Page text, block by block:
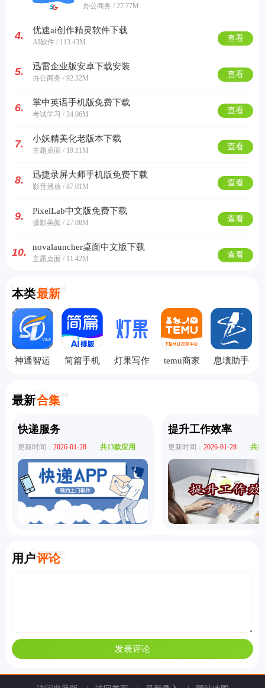
办公商务 / 27.77M
4. 优速ai创作精灵软件下载
AI软件 / 113.43M 查看
5. 迅雷企业版安卓下载安装
办公商务 / 92.32M 查看
6. 掌中英语手机版免费下载
考试学习 / 34.06M 查看
7. 小妖精美化老版本下载
主题桌面 / 19.11M 查看
8. 迅捷录屏大师手机版免费下载
影音播放 / 87.01M 查看
9. PixelLab中文版免费下载
摄影美颜 / 27.08M 查看
10. novalauncher桌面中文版下载
主题桌面 / 11.42M 查看
本类最新
Currently Latest
神通智运
简篇手机
灯果写作
temu商家
息壤助手
最新合集
Latest Collection
快递服务
更新时间： 2026-01-28 共13款应用
提升工作效率
更新时间： 2026-01-28 共
用户评论
User Comments